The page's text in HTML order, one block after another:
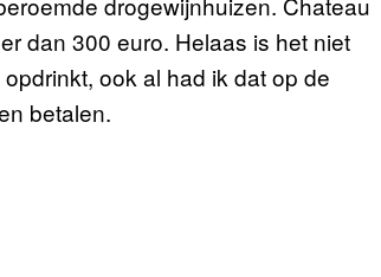
dan 300 euro. Helaas is het niet
ook al had ik dat op de
betalen.